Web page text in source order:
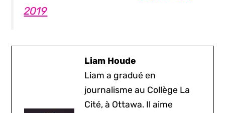
2019
Liam Houde
Liam a gradué en
journalisme au Collège La
Cité, à Ottawa. Il aime